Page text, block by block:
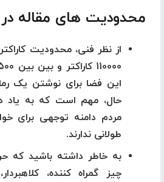
محدودیت های مقاله
از نظر فنی، محدودیت
این فضا برای نوشتن یک
حال، مهم است که به یاد
مردم دامنه توجهی برای
طولانی ندارند.
به خاطر داشته باشید که
چیز گمراه کننده،